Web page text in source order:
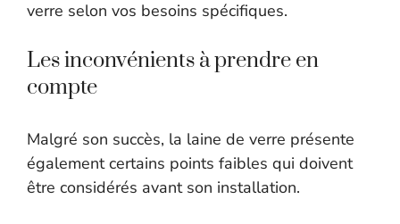
verre selon vos besoins spécifiques.
Les inconvénients à prendre en
compte
Malgré son succès, la laine de verre présente
également certains points faibles qui doivent
être considérés avant son installation.